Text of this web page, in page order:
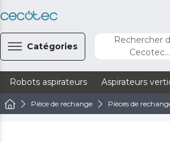
Catégories
Rechercher
Cecotec...
Robots aspirateurs Aspirateurs
Pièce de rechange Pièces de